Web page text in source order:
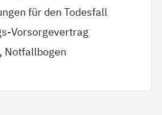
für den Todesfall
Vorsorgevertrag
Notfallbogen